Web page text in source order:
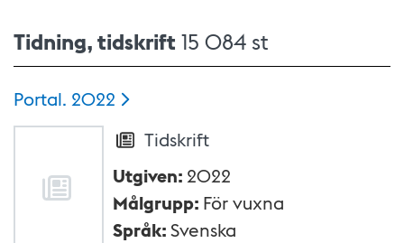
Tidning, tidskrift 15 084 st
Portal. 2022
Tidskrift
Utgiven: 2022
Målgrupp: För vuxna
Språk:Svenska